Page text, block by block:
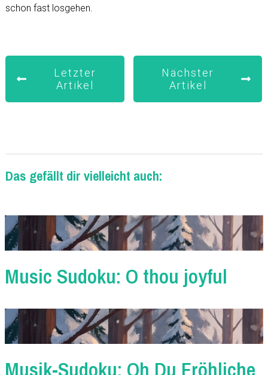
schon fast losgehen.
Letzter
Artikel
Nächster
Artikel
Das gefällt dir vielleicht auch:
Music Sudoku: O thou joyful